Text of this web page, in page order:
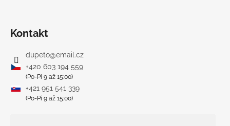
Kontakt
dupeto@email.cz
+420 603 194 559
(Po-Pi 9 až 15:00)
+421 951 541 339
(Po-Pi 9 až 15:00)